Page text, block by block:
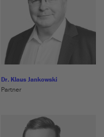
Dr. Klaus Jankowski
Partner